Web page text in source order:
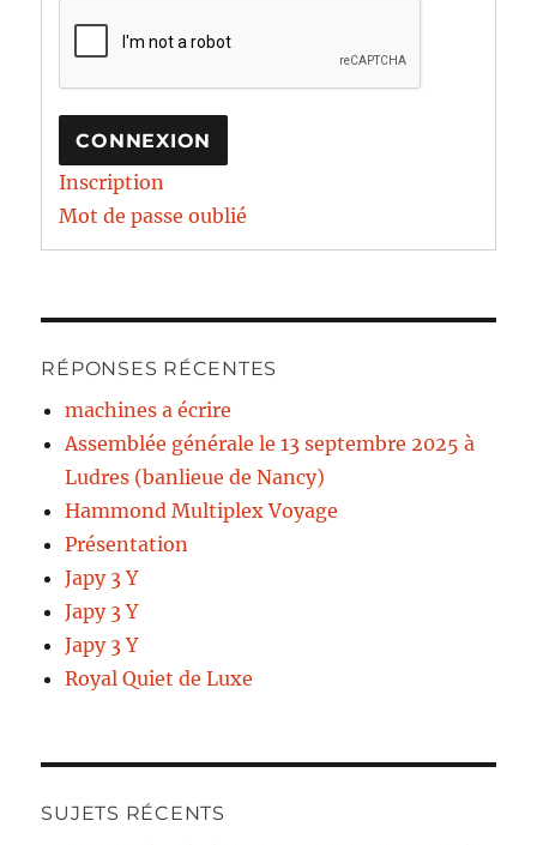
CONNEXION
Inscription
Mot de passe oublié
RÉPONSES RÉCENTES
machines a écrire
Assemblée générale le 13 septembre 2025 à
Ludres (banlieue de Nancy)
Hammond Multiplex Voyage
Présentation
Japy 3 Y
Japy 3 Y
Japy 3 Y
Royal Quiet de Luxe
SUJETS RÉCENTS